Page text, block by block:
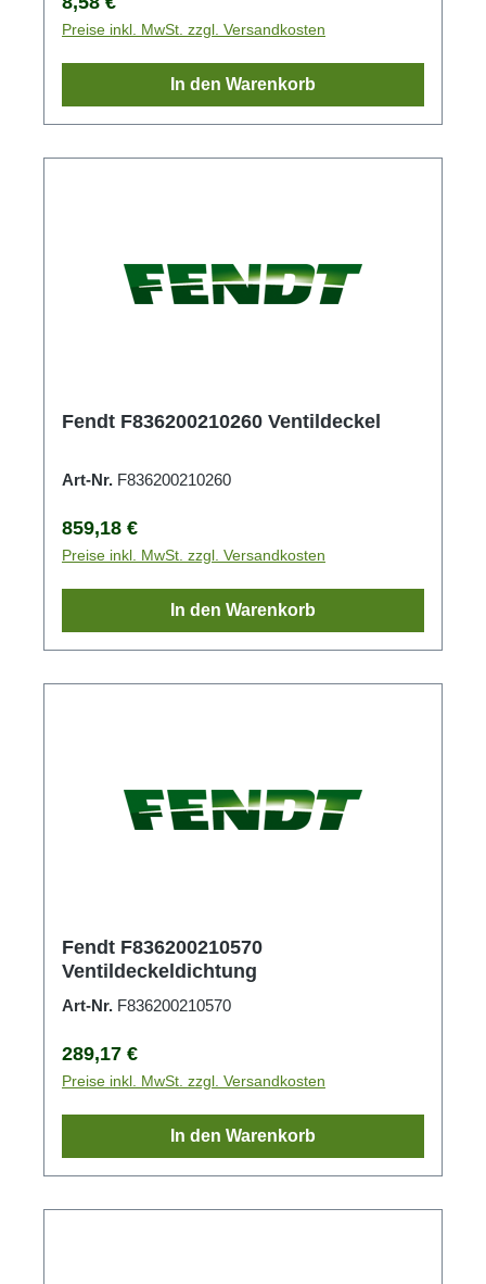
Preise inkl. MwSt. zzgl. Versandkosten
In den Warenkorb
Fendt F836200210260 Ventildeckel
Art-Nr. F836200210260
Regulärer Preis:
859,18 €
Preise inkl. MwSt. zzgl. Versandkosten
In den Warenkorb
Fendt F836200210570
Ventildeckeldichtung
Art-Nr. F836200210570
Regulärer Preis:
289,17 €
Preise inkl. MwSt. zzgl. Versandkosten
In den Warenkorb